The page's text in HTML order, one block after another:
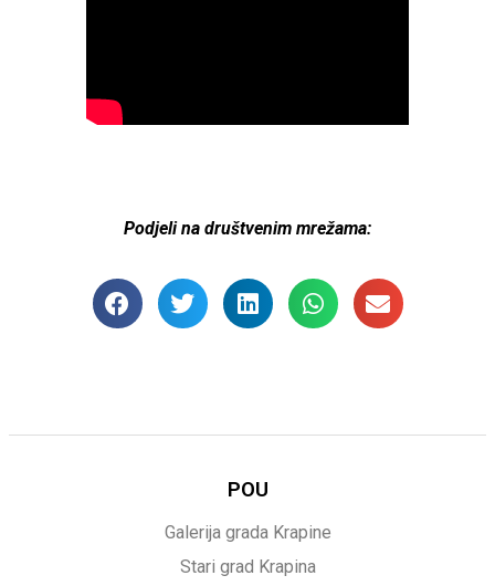
Podjeli na društvenim mrežama:
POU
Galerija grada Krapine
Stari grad Krapina